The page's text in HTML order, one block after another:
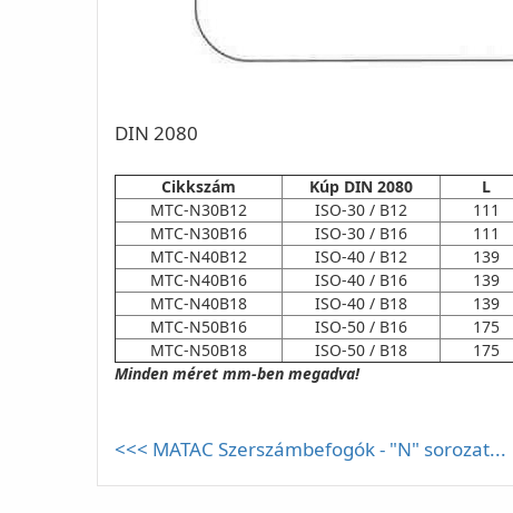
DIN 2080
Cikkszám Kúp DIN 2080 L
MTC-N30B12
ISO-30 / B12 111
MTC-N30B16
ISO-30 / B16 111
MTC-N40B12
ISO-40 / B12 139
MTC-N40B16
ISO-40 / B16 139
MTC-N40B18
ISO-40 / B18 139
MTC-N50B16
ISO-50 / B16 175
MTC-N50B18
ISO-50 / B18 175
Minden méret mm-ben megadva!
<<< MATAC Szerszámbefogók - "N" sorozat...